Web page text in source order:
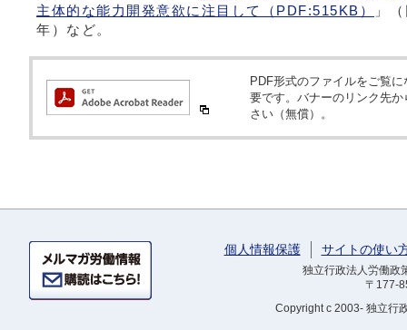
主体的な能力開発意欲に注目して（PDF:515KB）
」
年）など。
PDF形式のファイルをご覧
要です。バナーのリンク先
さい（無償）。
個人情報保護 サイトの使い
独立行政法人労働
〒177-
Copyright c 2003- 独立行